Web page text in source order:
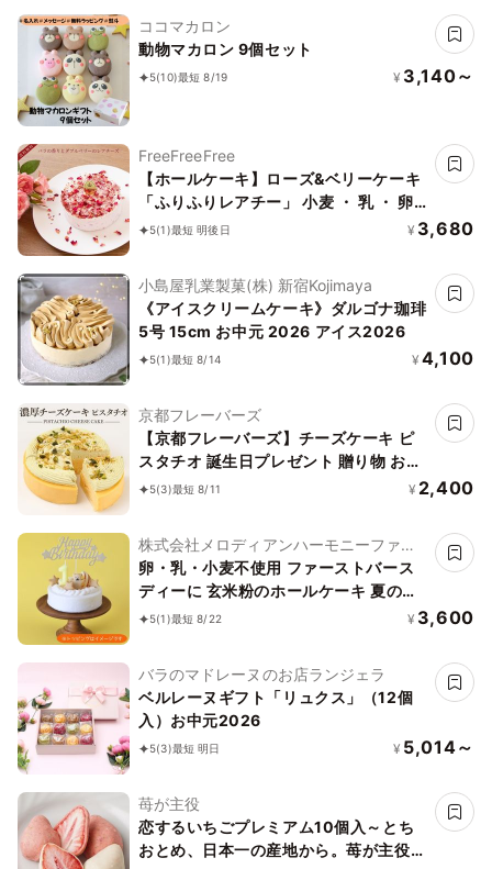
ココマカロン
動物マカロン 9個セット
5(10)最短 8/19 ¥ 3,140～
FreeFreeFree
【ホールケーキ】ローズ&ベリーケーキ
「ふりふりレアチー」 小麦 ・ 乳 ・ 卵
不使用 4号 バレンタイン
5(1)最短 明後日 ¥ 3,680
小島屋乳業製菓(株) 新宿Kojimaya
《アイスクリームケーキ》ダルゴナ珈琲
5号 15cm お中元 2026 アイス2026
5(1)最短 8/14 ¥ 4,100
京都フレーバーズ
【京都フレーバーズ】チーズケーキ ピ
スタチオ 誕生日プレゼント 贈り物 お中
元2026
5(3)最短 8/11 ¥ 2,400
株式会社メロディアンハーモニーファイ
ン
卵・乳・小麦不使用 ファーストバース
ディーに 玄米粉のホールケーキ 夏の贈
り物に
5(1)最短 8/22 ¥ 3,600
バラのマドレーヌのお店ランジェラ
ベルレーヌギフト「リュクス」（12個
入）お中元2026
5(3)最短 明日 ¥ 5,014～
苺が主役
恋するいちごプレミアム10個入～とち
おとめ、日本一の産地から。苺が主役